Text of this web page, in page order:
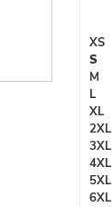
XS
S
M
L
XL
2XL
3XL
4XL
5XL
6XL